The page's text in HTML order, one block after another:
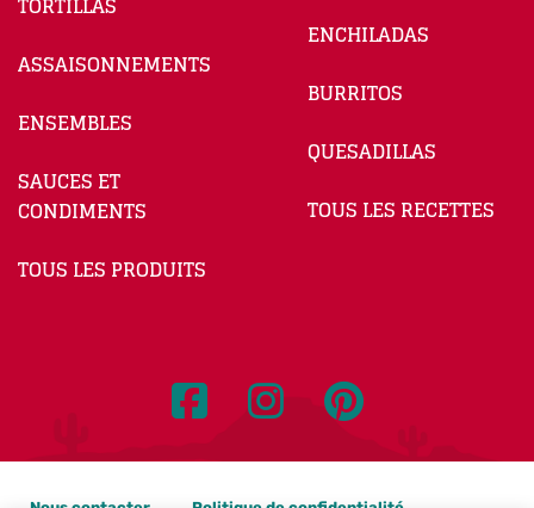
ASSAISONNEMENTS
ENSEMBLES
SAUCES ET
CONDIMENTS
TOUS LES PRODUITS
ENCHILADAS
BURRITOS
QUESADILLAS
TOUS LES RECETTES